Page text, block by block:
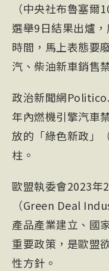
（中央社布魯塞
選舉9日結果出爐
時間，馬上表態要
汽、柴油新車銷售
政治新聞網
年內燃機引擎汽車
放的「綠色新政」
柱。
歐盟執委會2023年
（Green Deal
產品產業建立、國
重要政策，是歐盟
性方針。